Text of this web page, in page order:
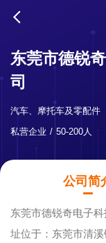
东莞市德锐
司
汽车、摩托车及零配件
私营企业
50-200人
公司简
东莞市德锐奇电子
址位于：东莞市清